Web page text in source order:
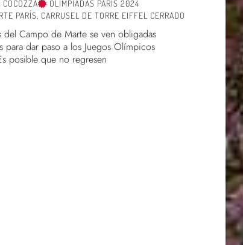
COCOZZA
OLIMPIADAS PARIS 2024
PARÍS CARRUSEL DE TORRE EIFFEL CERRADO
del Campo de Marte se ven obligadas
para dar paso a los Juegos Olímpicos
posible que no regresen